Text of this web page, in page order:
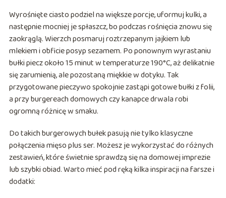
Wyrośnięte ciasto podziel na większe porcje, uformuj kulki, a
następnie mocniej je spłaszcz, bo podczas rośnięcia znowu się
zaokrąglą. Wierzch posmaruj roztrzepanym jajkiem lub
mlekiem i obficie posyp sezamem. Po ponownym wyrastaniu
bułki piecz około 15 minut w temperaturze 190°C, aż delikatnie
się zarumienią, ale pozostaną miękkie w dotyku. Tak
przygotowane pieczywo spokojnie zastąpi gotowe bułki z folii,
a przy burgereach domowych czy kanapce drwala robi
ogromną różnicę w smaku.
Do takich burgerowych bułek pasują nie tylko klasyczne
połączenia mięso plus ser. Możesz je wykorzystać do różnych
zestawień, które świetnie sprawdzą się na domowej imprezie
lub szybki obiad. Warto mieć pod ręką kilka inspiracji na farsze i
dodatki: